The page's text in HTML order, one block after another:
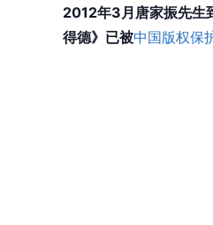
2012年3月唐家振先生
得德》已被中国版权保